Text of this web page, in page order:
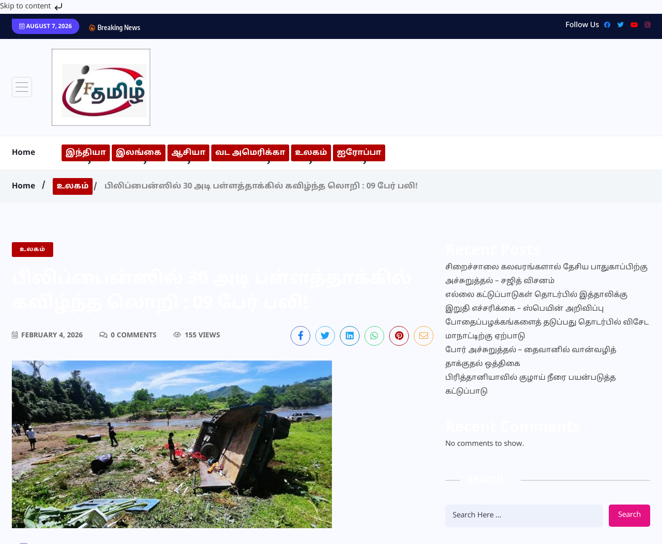
Skip to content
AUGUST 7, 2026 Breaking News Follow Us
Home இந்தியா இலங்கை ஆசியா வட அமெரிக்கா உலகம் ஐரோப்பா
Home உலகம் பிலிப்பைன்ஸில் 30 அடி பள்ளத்தாக்கில் கவிழ்ந்த லொறி : 09 பேர் பலி!
உலகம்
FEBRUARY 4, 2026 0 COMMENTS 155 VIEWS
சிறைச்சாலை கலவரங்களால் தேசிய பாதுகாப்பிற்கு
அச்சுறுத்தல் – சஜித் விசனம்
எல்லை கட்டுப்பாடுகள் தொடர்பில் இத்தாலிக்கு
இறுதி எச்சரிக்கை – ஸ்பெயின் அறிவிப்பு
போதைப்பழக்கங்களைத் தடுப்பது தொடர்பில் விசேட
மாநாட்டிற்கு ஏற்பாடு
போர் அச்சுறுத்தல் – தைவானில் வான்வழித்
தாக்குதல் ஒத்திகை
பிரித்தானியாவில் குழாய் நீரை பயன்படுத்த
கட்டுப்பாடு
No comments to show.
Search